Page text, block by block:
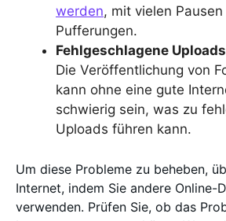
werden, mit vielen Pausen
Pufferungen.
Fehlgeschlagene
Die Veröffentlichung von
kann ohne eine gute
schwierig sein, was zu
Uploads führen kann.
Um diese Probleme zu beheben,
Internet, indem Sie andere Online-
verwenden. Prüfen Sie, ob das